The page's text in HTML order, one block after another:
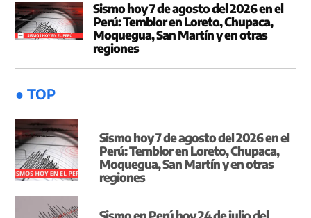
Sismo hoy 7 de agosto del 2026 en el
Perú: Temblor en Loreto, Chupaca,
Moquegua, San Martín y en otras
regiones
● TOP
Sismo hoy 7 de agosto del 2026 en el
Perú: Temblor en Loreto, Chupaca,
Moquegua, San Martín y en otras
regiones